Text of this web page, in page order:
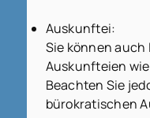
Auskunftei:
Sie können
Auskunfteien
Beachten Sie
bürokratischen